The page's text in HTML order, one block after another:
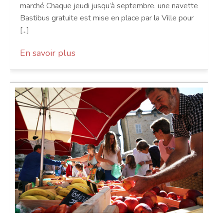
marché Chaque jeudi jusqu’à septembre, une navette
Bastibus gratuite est mise en place par la Ville pour
[...]
En savoir plus